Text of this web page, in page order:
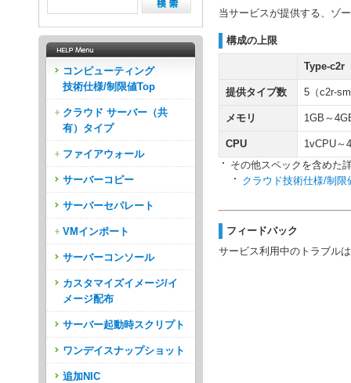
当サービスが提供する、ゾ
構成の上限
Type-c2r
提供タイプ数 5（c2r-
メモリ 1GB～
CPU
1vCPU～
その他スペックを含めた
クラウド技術仕様/制
フィードバック
サービス利用中のトラブル
コンピューティング
技術仕様/制限値Top
クラウド サーバー（共
有）タイプ
ファイアウォール
サーバーコピー
サーバーセパレート
VMインポート
サーバーコンソール
カスタマイズイメージ/イ
メージ配布
サーバー起動時スクリプト
ワンデイスナップショット
追加NIC